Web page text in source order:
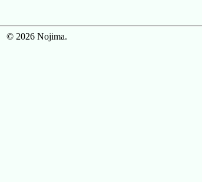
© 2026 Nojima.